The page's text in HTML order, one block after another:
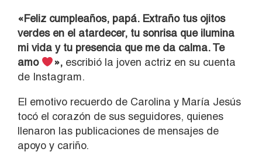
«Feliz cumpleaños, papá. Extraño tus ojitos
verdes en el atardecer, tu sonrisa que ilumina
mi vida y tu presencia que me da calma. Te
amo
»,escribió la joven actriz en su cuenta
de Instagram.
El emotivo recuerdo de Carolina y María Jesús
tocó el corazón de sus seguidores, quienes
llenaron las publicaciones de mensajes de
apoyo y cariño.